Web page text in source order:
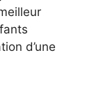
d’une